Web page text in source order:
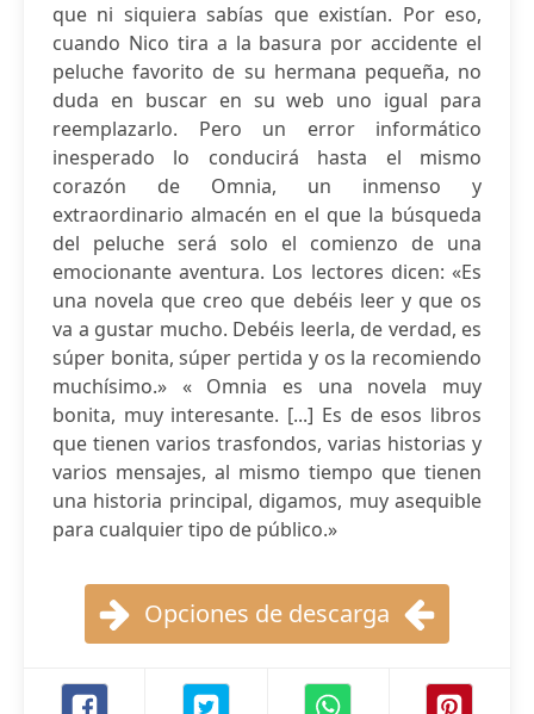
que ni siquiera sabías que existían. Por eso,
cuando Nico tira a la basura por accidente el
peluche favorito de su hermana pequeña, no
duda en buscar en su web uno igual para
reemplazarlo. Pero un error informático
inesperado lo conducirá hasta el mismo
corazón de Omnia, un inmenso y
extraordinario almacén en el que la búsqueda
del peluche será solo el comienzo de una
emocionante aventura. Los lectores dicen: «Es
una novela que creo que debéis leer y que os
va a gustar mucho. Debéis leerla, de verdad, es
súper bonita, súper pertida y os la recomiendo
muchísimo.» « Omnia es una novela muy
bonita, muy interesante. [...] Es de esos libros
que tienen varios trasfondos, varias historias y
varios mensajes, al mismo tiempo que tienen
una historia principal, digamos, muy asequible
para cualquier tipo de público.»
Opciones de descarga